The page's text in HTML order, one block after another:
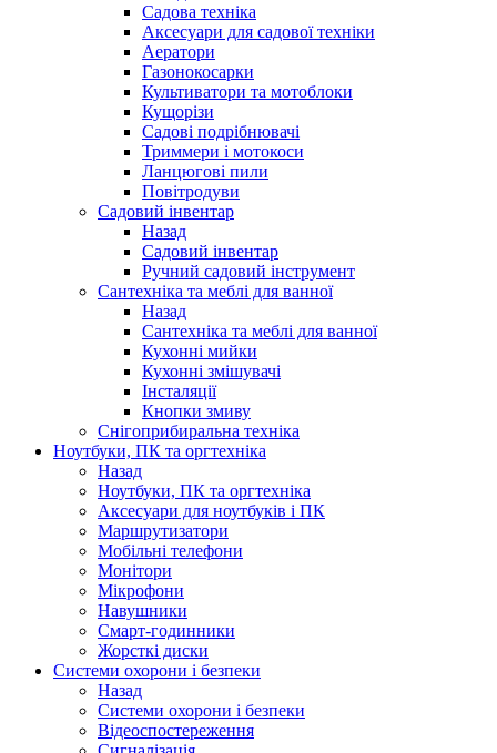
Садова техніка
Аксесуари для садової техніки
Аератори
Газонокосарки
Культиватори та мотоблоки
Кущорізи
Садові подрібнювачі
Триммери і мотокоси
Ланцюгові пили
Повітродуви
Садовий інвентар
Назад
Садовий інвентар
Ручний садовий інструмент
Сантехніка та меблі для ванної
Назад
Сантехніка та меблі для ванної
Кухонні мийки
Кухонні змішувачі
Інсталяції
Кнопки змиву
Снігоприбиральна техніка
Ноутбуки, ПК та оргтехніка
Назад
Ноутбуки, ПК та оргтехніка
Аксесуари для ноутбуків і ПК
Маршрутизатори
Мобільні телефони
Монітори
Мікрофони
Навушники
Смарт-годинники
Жорсткі диски
Системи охорони і безпеки
Назад
Системи охорони і безпеки
Відеоспостереження